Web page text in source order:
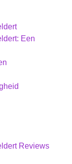
Een
Reviews